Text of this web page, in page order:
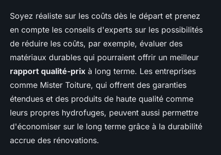
Soyez réaliste sur les coûts dès le départ et prenez
en compte les conseils d'experts sur les possibilités
de réduire les coûts, par exemple, évaluer des
matériaux durables qui pourraient offrir un meilleur
rapport qualité-prix à long terme. Les entreprises
comme Mister Toiture, qui offrent des garanties
étendues et des produits de haute qualité comme
leurs propres hydrofuges, peuvent aussi permettre
d'économiser sur le long terme grâce à la durabilité
accrue des rénovations.